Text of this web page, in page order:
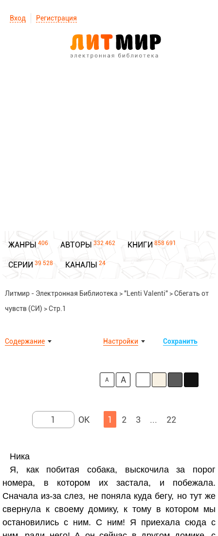
Вход Регистрация
ЖАНРЫ 406 АВТОРЫ 332 462 КНИГИ 858 691
СЕРИИ 39 528 КАНАЛЫ 24
Литмир - Электронная Библиотека >"Lenti Valenti" >Сбегать от
чувств (СИ) >Стр.1
Содержание Сохранить
Настройки
A A
1 2 3 ... 22
Ника
Я, как побитая собака, выскочила за порог
номера, в котором их застала, и побежала.
Сначала из-за слез, не поняла куда бегу, но тут же
свернула к своему домику, к тому в котором мы
остановились с ним. С ним! Я приехала сюда с